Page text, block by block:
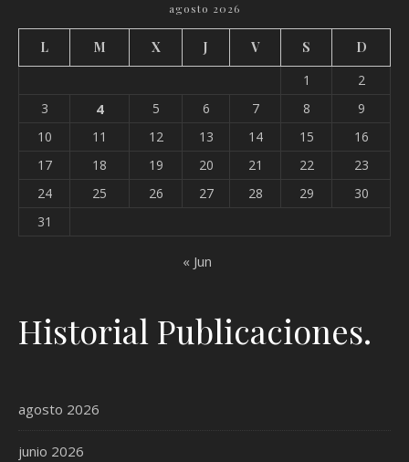
agosto 2026
L M X J V S
D
1
2
3
4 5 6 7 8
9
10
11 12 13 14 15
16
17
18 19 20 21 22
23
24
25 26 27 28 29
30
31
« Jun
Historial Publicaciones.
agosto 2026
junio 2026